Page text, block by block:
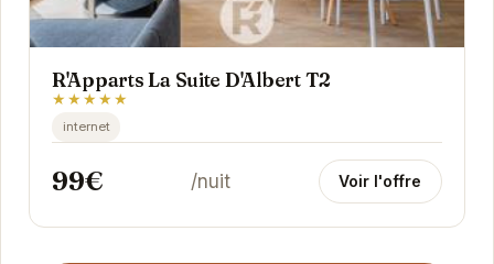
R'Apparts La Suite D'Albert T2
★★★★★
internet
99€ /nuit Voir l'offre